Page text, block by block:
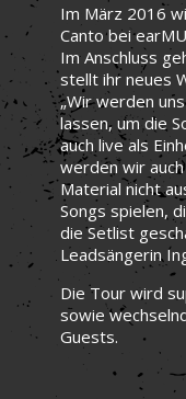
Im März 2016
Canto bei
Im Anschluss
stellt ihr neues
„Wir werden
lassen, um die
auch live als
werden wir
Material nicht
Songs spielen,
die Setlist
Leadsängerin
Die Tour wird
sowie
Guests.